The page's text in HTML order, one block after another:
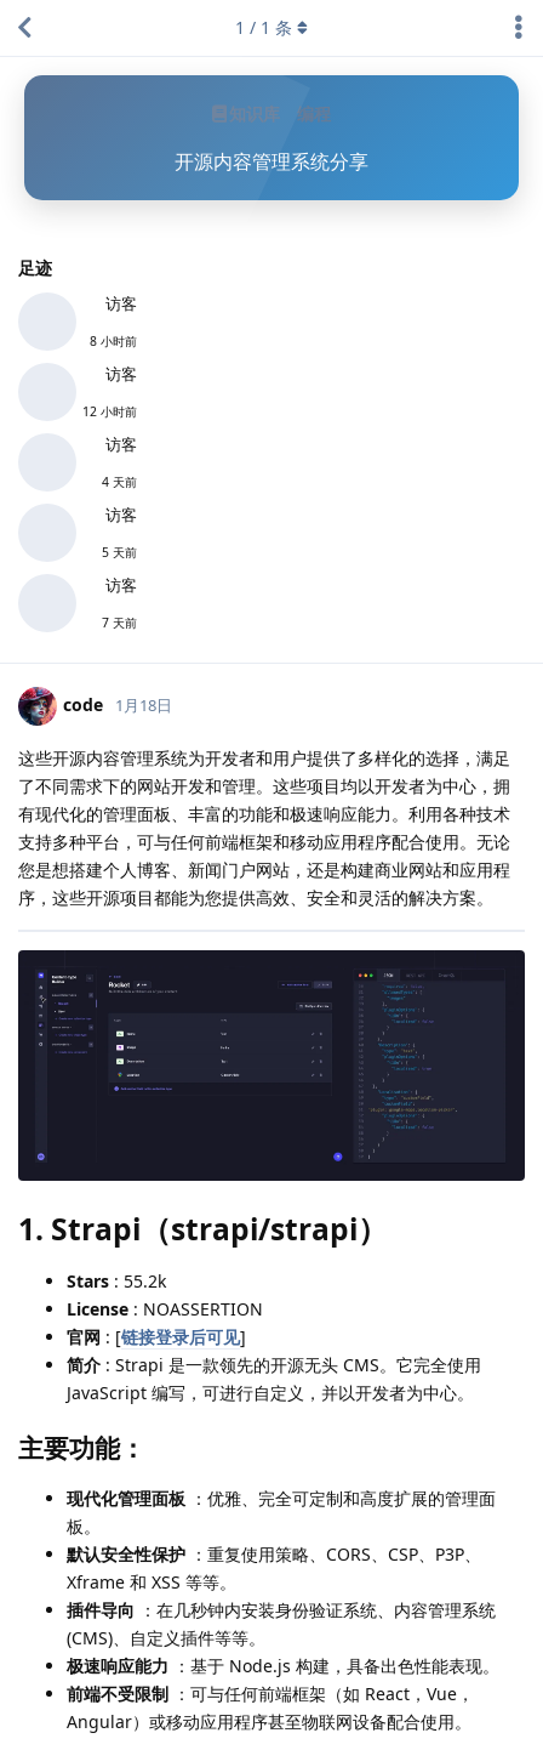
知识库 编程
开源内容管理系统分享
足迹
访客
8 小时前
访客
12 小时前
访客
4 天前
访客
5 天前
访客
7 天前
1 / 1 条
code 1月18日
这些开源内容管理系统为开发者和用户提供了多样化的选择，满足
了不同需求下的网站开发和管理。这些项目均以开发者为中心，拥
有现代化的管理面板、丰富的功能和极速响应能力。利用各种技术
支持多种平台，可与任何前端框架和移动应用程序配合使用。无论
您是想搭建个人博客、新闻门户网站，还是构建商业网站和应用程
序，这些开源项目都能为您提供高效、安全和灵活的解决方案。
1. Strapi（strapi/strapi）
Stars : 55.2k
License : NOASSERTION
官网 : [链接登录后可见]
简介 : Strapi 是一款领先的开源无头 CMS。它完全使用
JavaScript 编写，可进行自定义，并以开发者为中心。
主要功能：
现代化管理面板 ：优雅、完全可定制和高度扩展的管理面
板。
默认安全性保护 ：重复使用策略、CORS、CSP、P3P、
Xframe 和 XSS 等等。
插件导向 ：在几秒钟内安装身份验证系统、内容管理系统
(CMS)、自定义插件等等。
极速响应能力 ：基于 Node.js 构建，具备出色性能表现。
前端不受限制 ：可与任何前端框架（如 React，Vue，
Angular）或移动应用程序甚至物联网设备配合使用。